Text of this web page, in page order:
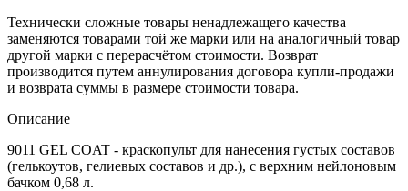
Технически сложные товары ненадлежащего качества
заменяются товарами той же марки или на аналогичный товар
другой марки с перерасчётом стоимости. Возврат
производится путем аннулирования договора купли-продажи
и возврата суммы в размере стоимости товара.
Описание
9011 GEL COAT - краскопульт для нанесения густых составов
(гелькоутов, гелиевых составов и др.), с верхним нейлоновым
бачком 0,68 л.